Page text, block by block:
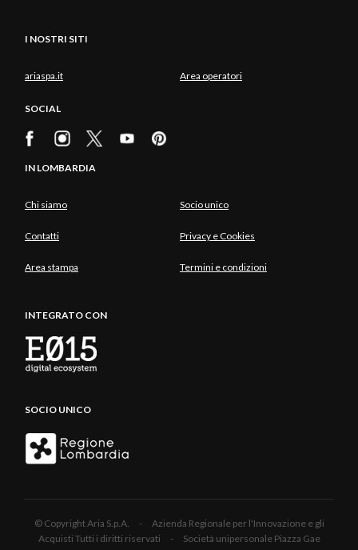
I NOSTRI SITI
ariaspa.it Area operatori
SOCIAL
IN LOMBARDIA
Chi siamo Socio unico
Contatti Privacy e Cookies
Area stampa Termini e condizioni
INTEGRATO CON
SOCIO UNICO
© Copyright Aria S.p.A. - Azienda Regionale per l'Innovazione e gli
Acquisti Tutti i diritti riservati - Società unipersonale Piazza Gae